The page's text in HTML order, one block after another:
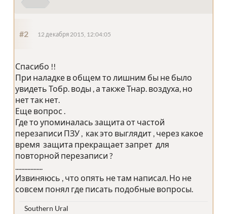
#2 12 декабря 2015, 12:04:05
Спасибо !!
При наладке в общем то лишним бы не было
увидеть Тобр. воды , а также Тнар. воздуха, но
нет так нет.
Еще вопрос .
Где то упоминалась защита от частой
перезаписи ПЗУ , как это выглядит , через какое
время защита прекращает запрет для
повторной перезаписи ?
Извиняюсь , что опять не там написал. Но не
совсем понял где писать подобные вопросы.
Southern Ural